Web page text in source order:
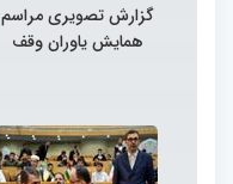
گزارش تصویری مراسم
همایش یاوران وقف